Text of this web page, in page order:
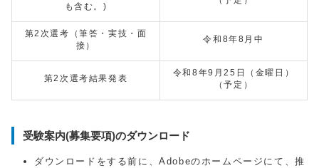
も含む。)
第2次選考（筆答・実技・面
接）
令和8年8月中
第2次選考結果発表
令和8年9月25日（金曜日）
（予定）
受験案内(募集要項)のダウンロード
ダウンロードをする前に、Adobeのホームページにて、推